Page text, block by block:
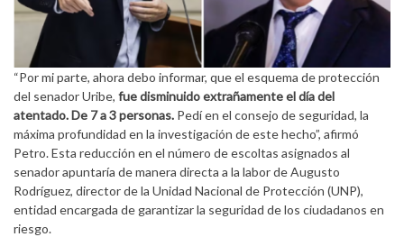
“Por mi parte, ahora debo informar, que el esquema de protección
del senador Uribe, fue disminuido extrañamente el día del
atentado. De 7 a 3 personas. Pedí en el consejo de seguridad, la
máxima profundidad en la investigación de este hecho”, afirmó
Petro. Esta reducción en el número de escoltas asignados al
senador apuntaría de manera directa a la labor de Augusto
Rodríguez, director de la Unidad Nacional de Protección (UNP),
entidad encargada de garantizar la seguridad de los ciudadanos en
riesgo.